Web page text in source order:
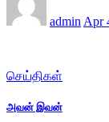
admin Apr
செய்திகள்
அவன் இவன்